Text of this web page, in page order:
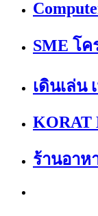
SME โค
เดินเล่น
KORAT
ร้านอาห